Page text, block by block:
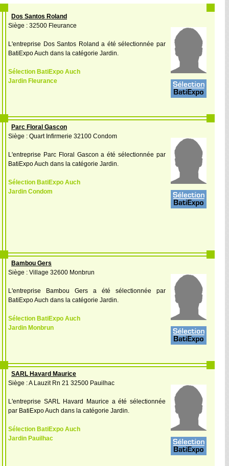
Dos Santos Roland
Siège : 32500 Fleurance
L'entreprise Dos Santos Roland a été sélectionnée par
BatiExpo Auch dans la catégorie Jardin.
Sélection BatiExpo Auch
Jardin Fleurance
Parc Floral Gascon
Siège : Quart Infirmerie 32100 Condom
L'entreprise Parc Floral Gascon a été sélectionnée par
BatiExpo Auch dans la catégorie Jardin.
Sélection BatiExpo Auch
Jardin Condom
Bambou Gers
Siège : Village 32600 Monbrun
L'entreprise Bambou Gers a été sélectionnée par
BatiExpo Auch dans la catégorie Jardin.
Sélection BatiExpo Auch
Jardin Monbrun
SARL Havard Maurice
Siège : A Lauzit Rn 21 32500 Pauilhac
L'entreprise SARL Havard Maurice a été sélectionnée
par BatiExpo Auch dans la catégorie Jardin.
Sélection BatiExpo Auch
Jardin Pauilhac